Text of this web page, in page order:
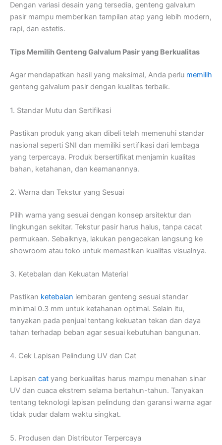
Dengan variasi desain yang tersedia, genteng galvalum
pasir mampu memberikan tampilan atap yang lebih modern,
rapi, dan estetis.
Tips Memilih Genteng Galvalum Pasir yang Berkualitas
Agar mendapatkan hasil yang maksimal, Anda perlu memilih
genteng galvalum pasir dengan kualitas terbaik.
1. Standar Mutu dan Sertifikasi
Pastikan produk yang akan dibeli telah memenuhi standar
nasional seperti SNI dan memiliki sertifikasi dari lembaga
yang terpercaya. Produk bersertifikat menjamin kualitas
bahan, ketahanan, dan keamanannya.
2. Warna dan Tekstur yang Sesuai
Pilih warna yang sesuai dengan konsep arsitektur dan
lingkungan sekitar. Tekstur pasir harus halus, tanpa cacat
permukaan. Sebaiknya, lakukan pengecekan langsung ke
showroom atau toko untuk memastikan kualitas visualnya.
3. Ketebalan dan Kekuatan Material
Pastikan ketebalan lembaran genteng sesuai standar
minimal 0.3 mm untuk ketahanan optimal. Selain itu,
tanyakan pada penjual tentang kekuatan tekan dan daya
tahan terhadap beban agar sesuai kebutuhan bangunan.
4. Cek Lapisan Pelindung UV dan Cat
Lapisan cat yang berkualitas harus mampu menahan sinar
UV dan cuaca ekstrem selama bertahun-tahun. Tanyakan
tentang teknologi lapisan pelindung dan garansi warna agar
tidak pudar dalam waktu singkat.
5. Produsen dan Distributor Terpercaya